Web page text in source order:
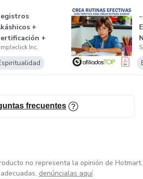
responsables del daño directo o
incidental o de otra índole, que
material que se proporciona sin
+
+
+ Garantía
Inc.
frecuentes
no representa la opinión de Hotmart.
denúncialas aquí